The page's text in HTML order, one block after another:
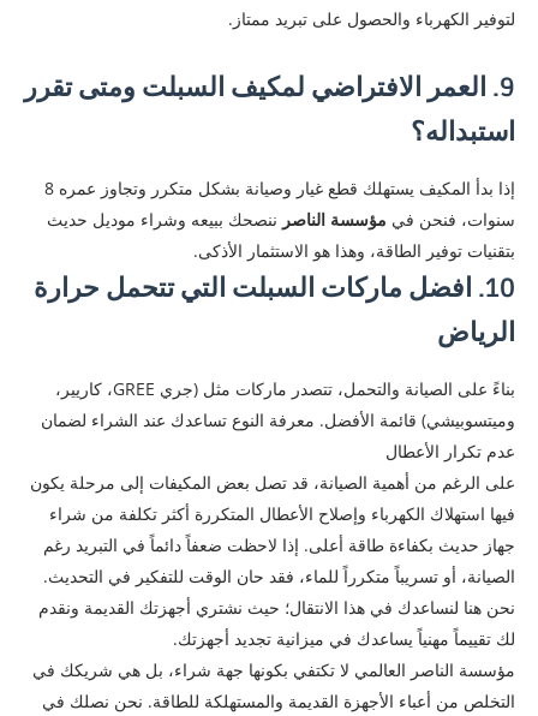
لتوفير الكهرباء والحصول على تبريد ممتاز.
​9. العمر الافتراضي لمكيف السبلت ومتى تقرر
استبداله؟
​إذا بدأ المكيف يستهلك قطع غيار وصيانة بشكل متكرر وتجاوز عمره 8
سنوات، فنحن في مؤسسة الناصر ننصحك ببيعه وشراء موديل حديث
بتقنيات توفير الطاقة، وهذا هو الاستثمار الأذكى.
​10. افضل ماركات السبلت التي تتحمل حرارة
الرياض
​بناءً على الصيانة والتحمل، تتصدر ماركات مثل (جري GREE، كاريير،
وميتسوبيشي) قائمة الأفضل. معرفة النوع تساعدك عند الشراء لضمان
عدم تكرار الأعطال
على الرغم من أهمية الصيانة، قد تصل بعض المكيفات إلى مرحلة يكون
فيها استهلاك الكهرباء وإصلاح الأعطال المتكررة أكثر تكلفة من شراء
جهاز حديث بكفاءة طاقة أعلى. إذا لاحظت ضعفاً دائماً في التبريد رغم
الصيانة، أو تسريباً متكرراً للماء، فقد حان الوقت للتفكير في التحديث.
نحن هنا لنساعدك في هذا الانتقال؛ حيث نشتري أجهزتك القديمة ونقدم
لك تقييماً مهنياً يساعدك في ميزانية تجديد أجهزتك.
مؤسسة الناصر العالمي لا تكتفي بكونها جهة شراء، بل هي شريكك في
التخلص من أعباء الأجهزة القديمة والمستهلكة للطاقة. نحن نصلك في